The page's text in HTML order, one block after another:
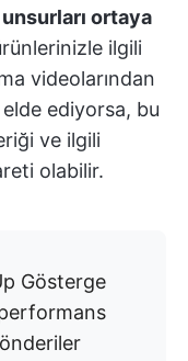
ortaya
ilgili
videolarından
ediyorsa, bu
ve ilgili
olabilir.
Gösterge